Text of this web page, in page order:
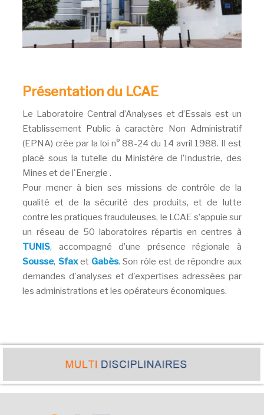
Présentation du LCAE
Le Laboratoire Central d’Analyses et d’Essais est un
Etablissement Public à caractère Non Administratif
(EPNA) crée par la loi n° 88-24 du 14 avril 1988. Il est
placé sous la tutelle du Ministère de l’Industrie, des
Mines et de l'Energie .
Pour mener à bien ses missions de contrôle de la
qualité et de la sécurité des produits, et de lutte
contre les pratiques frauduleuses, le LCAE s’appuie sur
un réseau de 50 laboratoires répartis en centres à
TUNIS, accompagné d’une présence régionale à
Sousse, Sfaxet Gabès. Son rôle est de répondre aux
demandes d'analyses et d'expertises adressées par
les administrations et les opérateurs économiques.